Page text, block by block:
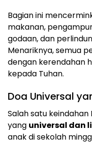
Bagian ini
makanan,
godaan, dan
Menariknya, semua
dengan kerendahan
kepada Tuhan.
Doa Universal
Salah satu
yang universal dan
anak di sekolah